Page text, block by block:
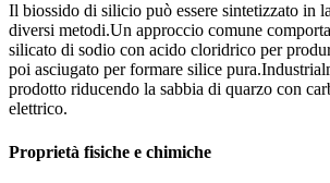
Il biossido di silicio può essere sintetizzato in
diversi metodi.Un approccio comune
silicato di sodio con acido cloridrico per
poi asciugato per formare silice
prodotto riducendo la sabbia di quarzo con
elettrico.
Proprietà fisiche e chimiche